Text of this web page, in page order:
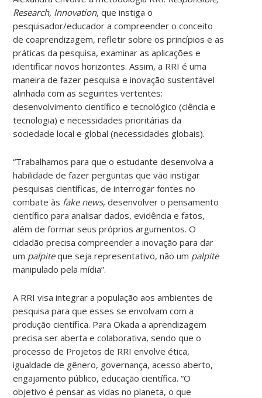
Research, Innovation, que instiga o
pesquisador/educador a compreender o conceito
de coaprendizagem, refletir sobre os princípios e as
práticas da pesquisa, examinar as aplicações e
identificar novos horizontes. Assim, a RRI é uma
maneira de fazer pesquisa e inovação sustentável
alinhada com as seguintes vertentes:
desenvolvimento científico e tecnológico (ciência e
tecnologia) e necessidades prioritárias da
sociedade local e global (necessidades globais).
“Trabalhamos para que o estudante desenvolva a
habilidade de fazer perguntas que vão instigar
pesquisas científicas, de interrogar fontes no
combate às fake news, desenvolver o pensamento
científico para analisar dados, evidência e fatos,
além de formar seus próprios argumentos. O
cidadão precisa compreender a inovação para dar
um palpiteque seja representativo, não um palpite
manipulado pela mídia”.
A RRI visa integrar a população aos ambientes de
pesquisa para que esses se envolvam com a
produção científica. Para Okada a aprendizagem
precisa ser aberta e colaborativa, sendo que o
processo de Projetos de RRI envolve ética,
igualdade de gênero, governança, acesso aberto,
engajamento público, educação científica. “O
objetivo é pensar as vidas no planeta, o que